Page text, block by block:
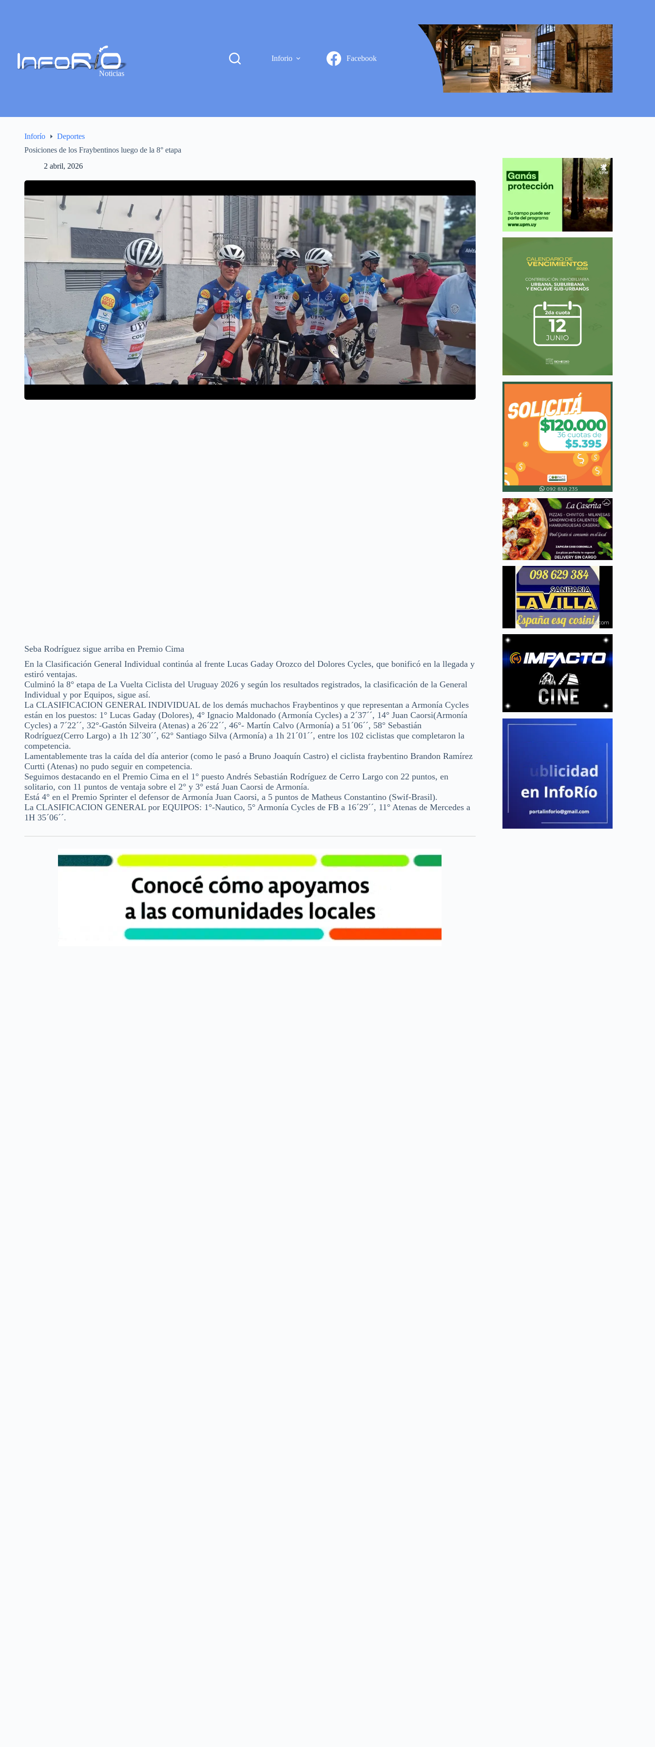
Noticias
Inforio Facebook
Inforío
Deportes
Posiciones de los Fraybentinos luego de la 8° etapa
2 abril, 2026
Seba Rodríguez sigue arriba en Premio Cima
En la Clasificación General Individual continúa al frente Lucas Gaday Orozco del Dolores Cycles, que bonificó en la llegada y
estiró ventajas.
Culminó la 8° etapa de La Vuelta Ciclista del Uruguay 2026 y según los resultados registrados, la clasificación de la General
Individual y por Equipos, sigue así.
La CLASIFICACION GENERAL INDIVIDUAL de los demás muchachos Fraybentinos y que representan a Armonía Cycles
están en los puestos: 1° Lucas Gaday (Dolores), 4° Ignacio Maldonado (Armonía Cycles) a 2´37´´, 14° Juan Caorsi(Armonía
Cycles) a 7´22´´, 32°-Gastón Silveira (Atenas) a 26´22´´, 46°- Martín Calvo (Armonía) a 51´06´´, 58° Sebastián
Rodríguez(Cerro Largo) a 1h 12´30´´, 62° Santiago Silva (Armonía) a 1h 21´01´´, entre los 102 ciclistas que completaron la
competencia.
Lamentablemente tras la caída del día anterior (como le pasó a Bruno Joaquín Castro) el ciclista fraybentino Brandon Ramírez
Curtti (Atenas) no pudo seguir en competencia.
Seguimos destacando en el Premio Cima en el 1° puesto Andrés Sebastián Rodríguez de Cerro Largo con 22 puntos, en
solitario, con 11 puntos de ventaja sobre el 2° y 3° está Juan Caorsi de Armonía.
Está 4° en el Premio Sprinter el defensor de Armonía Juan Caorsi, a 5 puntos de Matheus Constantino (Swif-Brasil).
La CLASIFICACION GENERAL por EQUIPOS: 1°-Nautico, 5° Armonía Cycles de FB a 16´29´´, 11° Atenas de Mercedes a
1H 35´06´´.